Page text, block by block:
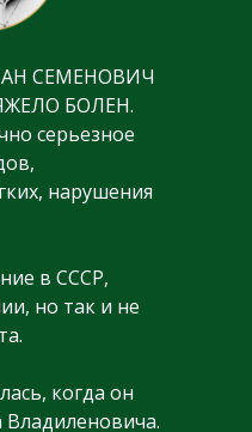
СЕМЕНОВИЧ
БОЛЕН.
серьезное
нарушения
в СССР,
но так и не
когда он
Владиленовича.